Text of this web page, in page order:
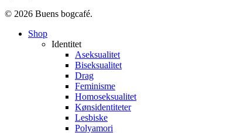
© 2026 Buens bogcafé.
Close
Shop
Identitet
Aseksualitet
Biseksualitet
Drag
Feminisme
Homoseksualitet
Kønsidentiteter
Lesbiske
Polyamori